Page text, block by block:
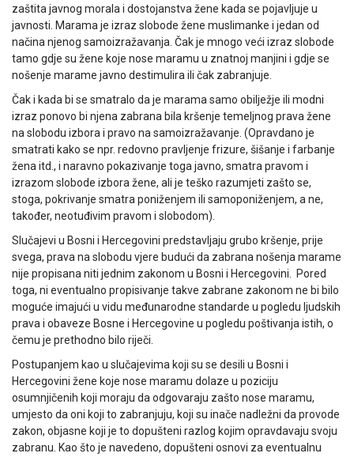
zaštita javnog morala i dostojanstva žene kada se pojavljuje u
javnosti. Marama je izraz slobode žene muslimanke i jedan od
načina njenog samoizražavanja. Čak je mnogo veći izraz slobode
tamo gdje su žene koje nose maramu u znatnoj manjini i gdje se
nošenje marame javno destimulira ili čak zabranjuje.
Čak i kada bi se smatralo da je marama samo obilježje ili modni
izraz ponovo bi njena zabrana bila kršenje temeljnog prava žene
na slobodu izbora i pravo na samoizražavanje. (Opravdano je
smatrati kako se npr. redovno pravljenje frizure, šišanje i farbanje
žena itd., i naravno pokazivanje toga javno, smatra pravom i
izrazom slobode izbora žene, ali je teško razumjeti zašto se,
stoga, pokrivanje smatra poniženjem ili samoponiženjem, a ne,
također, neotuđivim pravom i slobodom).
Slučajevi u Bosni i Hercegovini predstavljaju grubo kršenje, prije
svega, prava na slobodu vjere budući da zabrana nošenja marame
nije propisana niti jednim zakonom u Bosni i Hercegovini. Pored
toga, ni eventualno propisivanje takve zabrane zakonom ne bi bilo
moguće imajući u vidu međunarodne standarde u pogledu ljudskih
prava i obaveze Bosne i Hercegovine u pogledu poštivanja istih, o
čemu je prethodno bilo riječi.
Postupanjem kao u slučajevima koji su se desili u Bosni i
Hercegovini žene koje nose maramu dolaze u poziciju
osumnjičenih koji moraju da odgovaraju zašto nose maramu,
umjesto da oni koji to zabranjuju, koji su inače nadležni da provode
zakon, objasne koji je to dopušteni razlog kojim opravdavaju svoju
zabranu. Kao što je navedeno, dopušteni osnovi za eventualnu